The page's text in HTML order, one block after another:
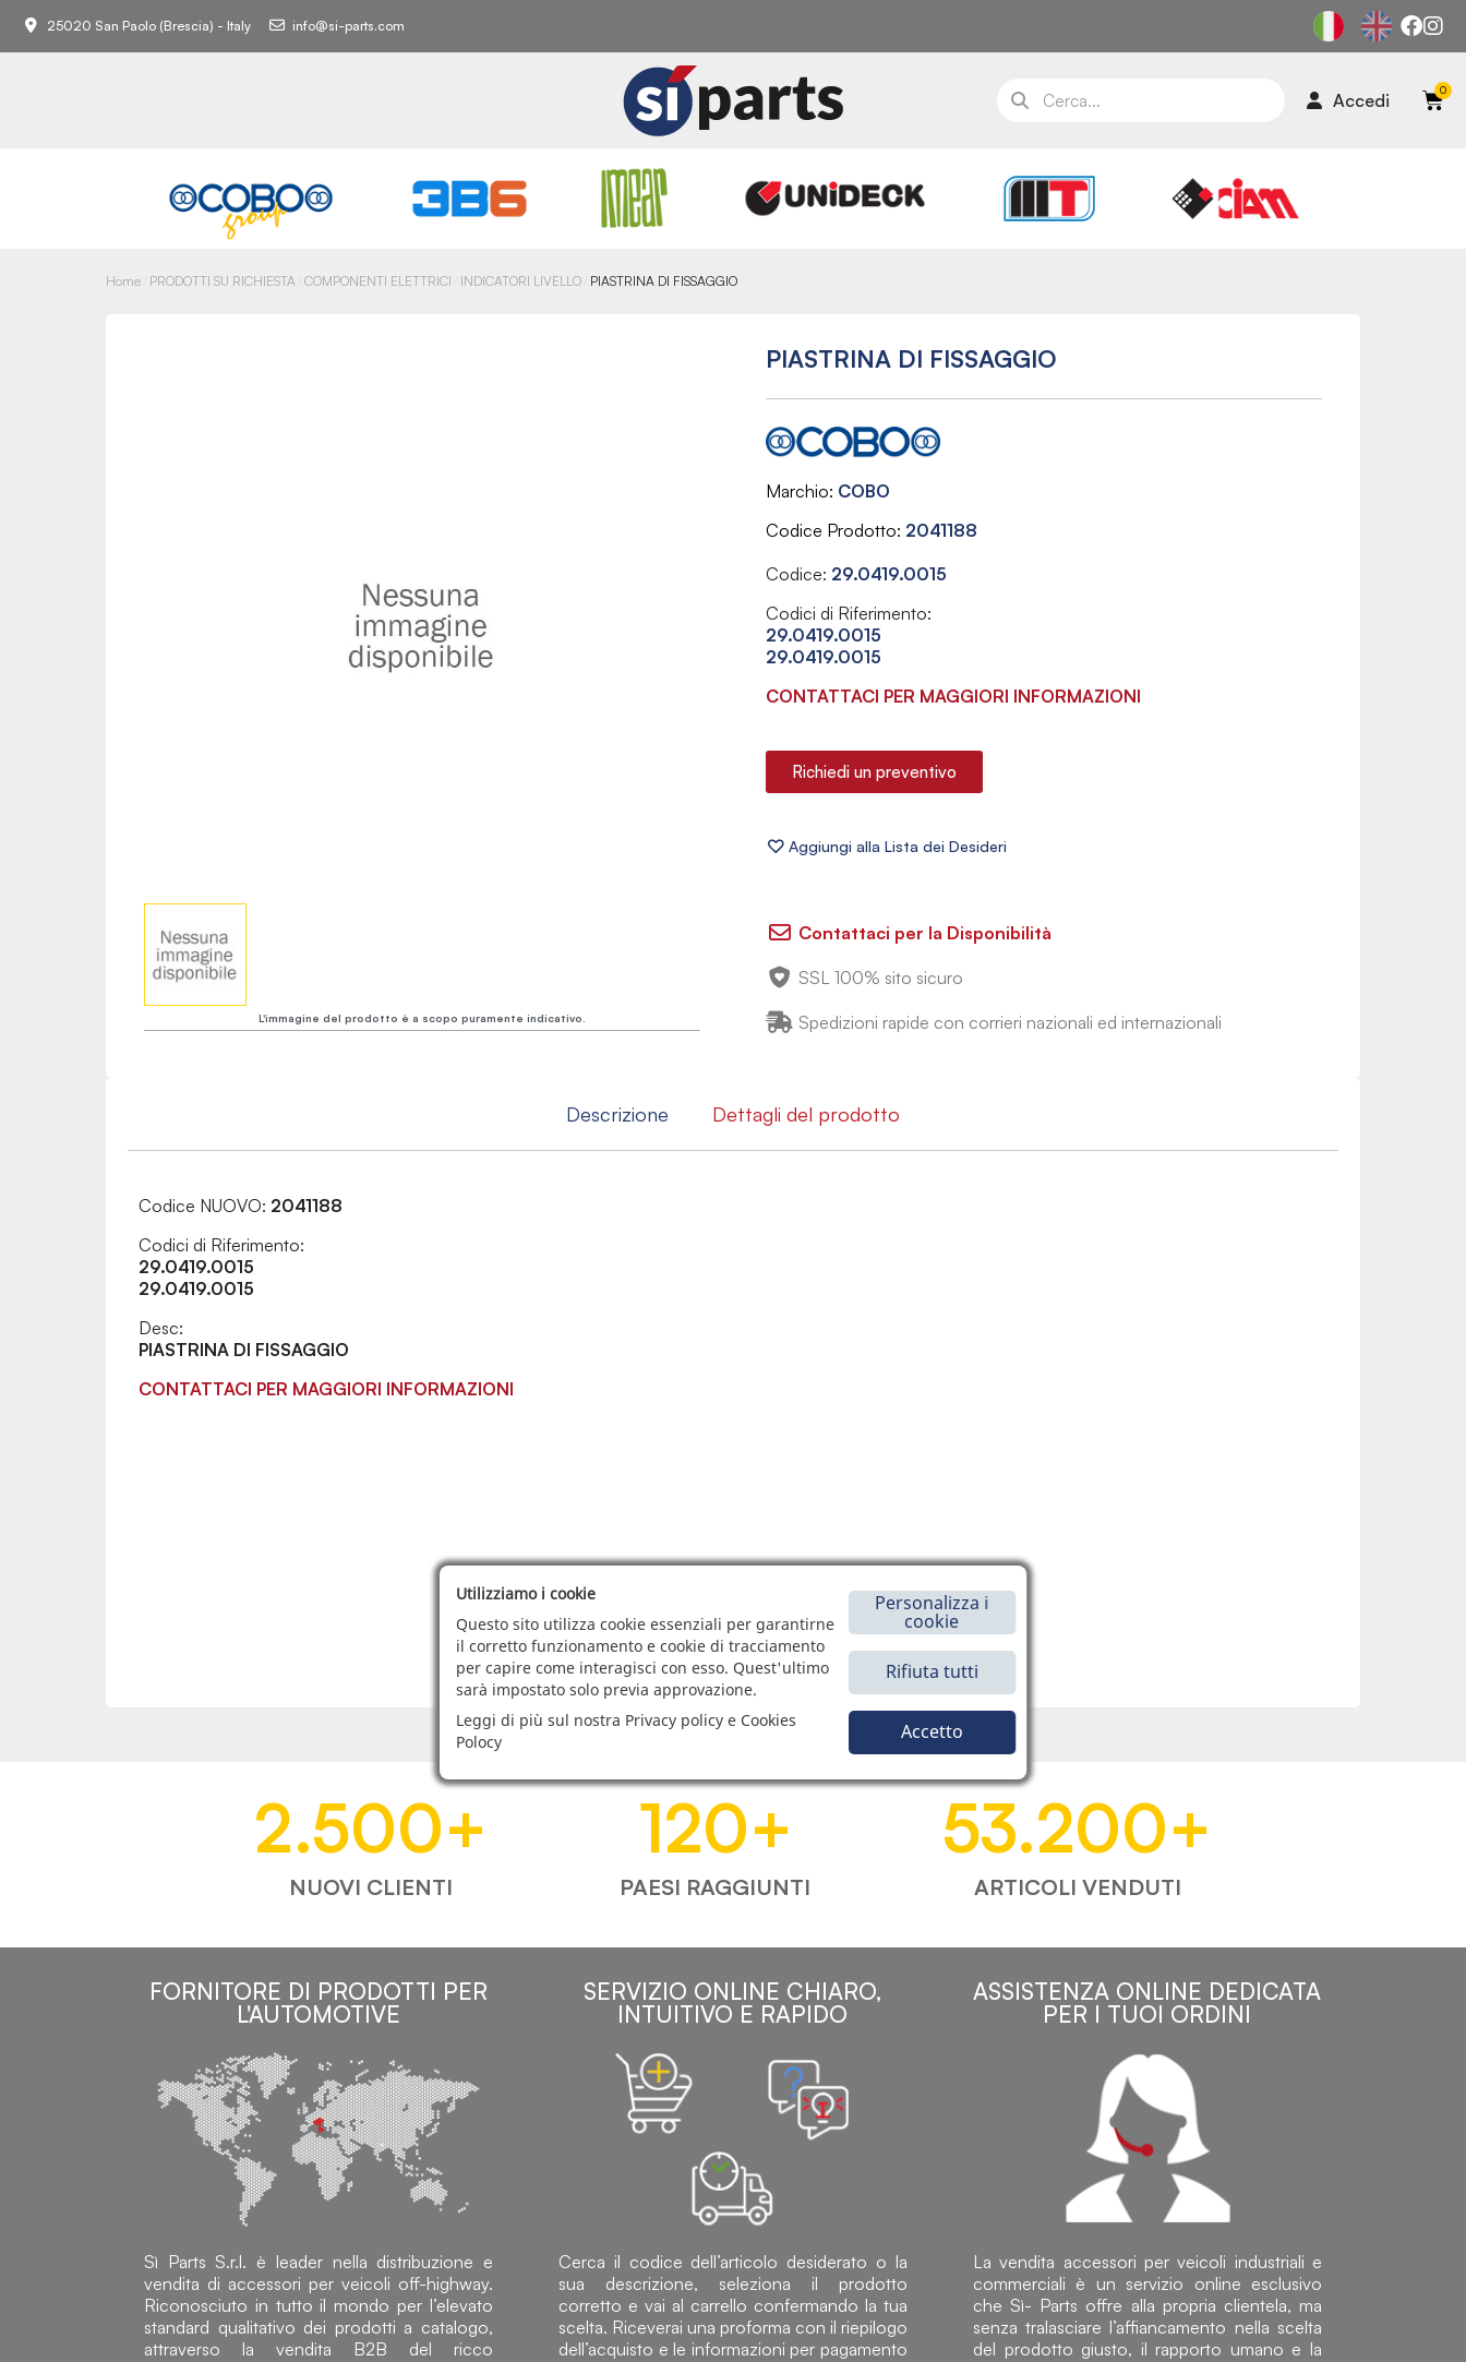
25020 San Paolo (Brescia) - Italy info@si-parts.com
Accedi
Home PRODOTTI SU RICHIESTA COMPONENTI ELETTRICI INDICATORI LIVELLO PIASTRINA DI FISSAGGIO
L'immagine del prodotto è a scopo puramente indicativo.
PIASTRINA DI FISSAGGIO
Marchio COBO
Codice Prodotto 2041188
Codice: 29.0419.0015
Codici di Riferimento:
29.0419.0015
29.0419.0015
CONTATTACI PER MAGGIORI INFORMAZIONI
Richiedi un preventivo
Contattaci per la Disponibilità
SSL 100% sito sicuro
Spedizioni rapide con corrieri nazionali ed internazionali
Descrizione Dettagli del prodotto
Codice NUOVO: 2041188
Codici di Riferimento:
29.0419.0015
29.0419.0015
Desc:
PIASTRINA DI FISSAGGIO
CONTATTACI PER MAGGIORI INFORMAZIONI
2.500+
NUOVI CLIENTI
120+
PAESI RAGGIUNTI
53.200+
ARTICOLI VENDUTI
FORNITORE DI PRODOTTI PER
L'AUTOMOTIVE
Sì Parts S.r.l. è leader nella distribuzione e
vendita di accessori per veicoli off-highway.
Riconosciuto in tutto il mondo per l’elevato
standard qualitativo dei prodotti a catalogo,
attraverso la vendita B2B del ricco
SERVIZIO ONLINE CHIARO,
INTUITIVO E RAPIDO
Cerca il codice dell’articolo desiderato o la
sua descrizione, seleziona il prodotto
corretto e vai al carrello confermando la tua
scelta. Riceverai una proforma con il riepilogo
dell’acquisto e le informazioni per pagamento
ASSISTENZA ONLINE DEDICATA
PER I TUOI ORDINI
La vendita accessori per veicoli industriali e
commerciali è un servizio online esclusivo
che Sì- Parts offre alla propria clientela, ma
senza tralasciare l’affiancamento nella scelta
del prodotto giusto, il rapporto umano e la
Utilizziamo i cookie
Questo sito utilizza cookie essenziali per garantirne
il corretto funzionamento e cookie di tracciamento
per capire come interagisci con esso. Quest'ultimo
sarà impostato solo previa approvazione.
Leggi di più sul nostra Privacy policy e Cookies
Polocy
Personalizza i
cookie
Rifiuta tutti
Accetto